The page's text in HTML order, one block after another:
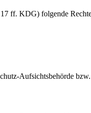
ff. KDG) folgende
Aufsichtsbehörde